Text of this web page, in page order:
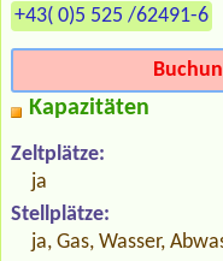
+43( 0)5 525 /62491-6
Kapazitäten
Zeltplätze:
ja
Stellplätze:
ja, Gas, Wasser,